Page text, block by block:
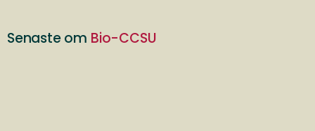
Senaste om Bio-CCSU